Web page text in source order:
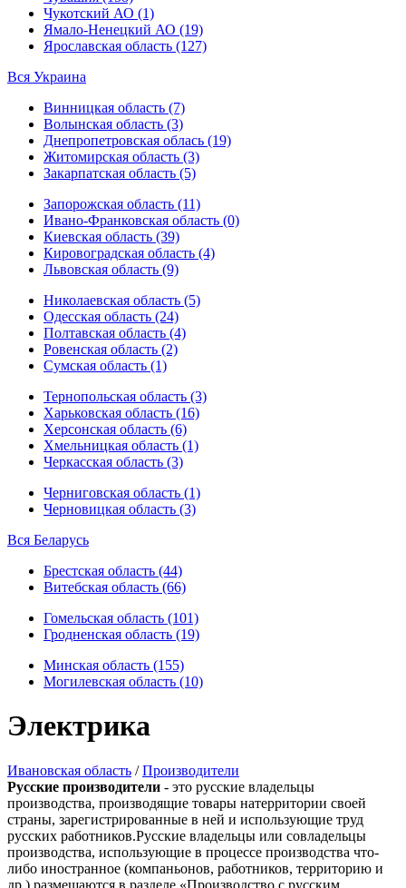
Чукотский АО (1)
Ямало-Ненецкий АО (19)
Ярославская область (127)
Вся Украина
Винницкая область (7)
Волынская область (3)
Днепропетровская облась (19)
Житомирская область (3)
Закарпатская область (5)
Запорожская область (11)
Ивано-Франковская область (0)
Киевская область (39)
Кировоградская область (4)
Львовская область (9)
Николаевская область (5)
Одесская область (24)
Полтавская область (4)
Ровенская область (2)
Сумская область (1)
Тернопольская область (3)
Харьковская область (16)
Херсонская область (6)
Хмельницкая область (1)
Черкасская область (3)
Черниговская область (1)
Черновицкая область (3)
Вся Беларусь
Брестская область (44)
Витебская область (66)
Гомельская область (101)
Гродненская область (19)
Минская область (155)
Могилевская область (10)
Электрика
Ивановская область /Производители
Русские производители - это русские владельцы
производства, производящие товары натерритории своей
страны, зарегистрированные в ней и использующие труд
русских работников.Русские владельцы или совладельцы
производства, использующие в процессе производства что-
либо иностранное (компаньонов, работников, территорию и
др.) размещаются в разделе «Производство с русским